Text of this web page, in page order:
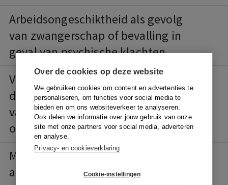
Over de cookies op deze website
We gebruiken cookies om content en advertenties te
personaliseren, om functies voor social media te
bieden en om ons websiteverkeer te analyseren.
Ook delen we informatie over jouw gebruik van onze
site met onze partners voor social media, adverteren
en analyse.
Privacy- en cookieverklaring
Cookie-instellingen
ECLI:NL:CRVB:2015:3776.
Arbeidsongeschiktheid als gevolg
van zwangerschap of bevalling in
geval van psychische klachten
Verrekenen in arbeidsrelaties
door de werkgever: een kwestie
van nauwgezet de regels
opvolgen
Medezeggenschapsrechten
ambtenaar onnodig